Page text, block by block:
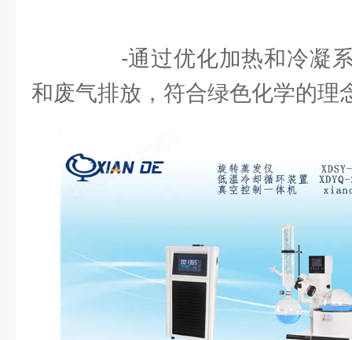
-通过优化加热和冷凝系
和废气排放，符合绿色化学的理